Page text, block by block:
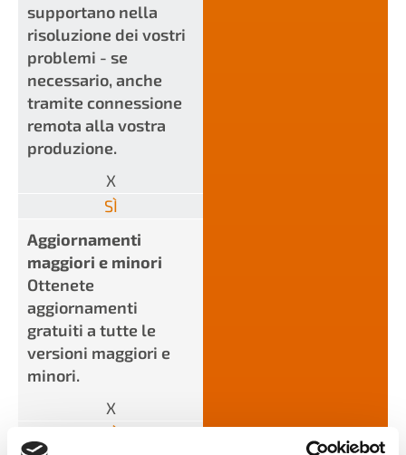
supportano nella
risoluzione dei vostri
problemi - se
necessario, anche
tramite connessione
remota alla vostra
produzione.
X
SÌ
Aggiornamenti
maggiori e minori
Ottenete
aggiornamenti
gratuiti a tutte le
versioni maggiori e
minori.
X
SÌ